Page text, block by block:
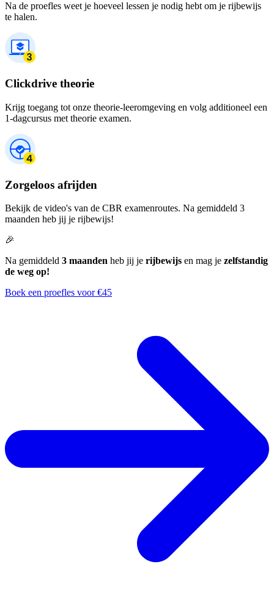
Na de proefles weet je hoeveel lessen je nodig hebt om je rijbewijs
te halen.
Clickdrive theorie
Krijg toegang tot onze theorie-leeromgeving en volg additioneel een
1-dagcursus met theorie examen.
Zorgeloos afrijden
Bekijk de video's van de CBR examenroutes. Na gemiddeld 3
maanden heb jij je rijbewijs!
🎉
Na gemiddeld 3 maanden heb jij je rijbewijs en mag je zelfstandig
de weg op!
Boek een proefles voor €45